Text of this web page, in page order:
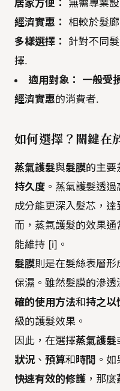
居家方便：
無需專業
經濟實惠：
相較於髮
多樣選擇： 針對不同
擇.
適用對象：
一般受
經濟實惠的消費者.
如何選擇？關鍵在
蒸氣護髮與髮膜的主要
持久度 。蒸氣護髮透
成分能更深入髮芯，
而，蒸氣護髮的效果
能維持 [i]。
髮膜則是在髮絲表層
保濕。雖然髮膜的滲
確的使用方法和持之以
級的護髮效果。
因此，在選擇蒸氣護髮
狀況、 預算和 時間 。
快速有效的修護 ，那麼